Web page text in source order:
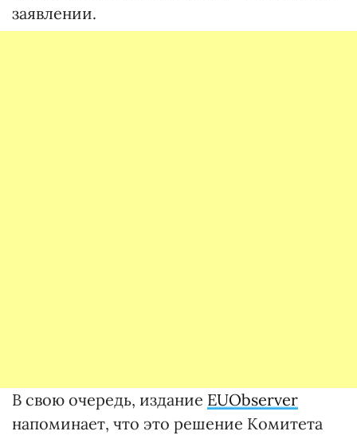
заявлении.
В свою очередь, издание EUObserver
напоминает, что это решение Комитета